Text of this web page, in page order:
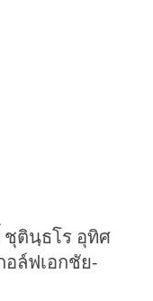
ชุตินฺธโร อุทิศ
อล์ฟเอกชัย-